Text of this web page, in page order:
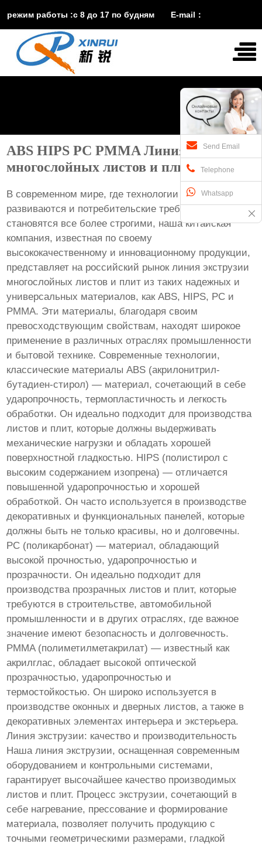
режим работы :с 8 до 17 по будням E-mail：
vira@xinruisuji.comWhatsApp： 
ABS HIPS PC PMMA Линия экструзии
многослойных листов и плит
В современном мире, где технологии непрерывно
развиваются и потребительские требования
становятся все более строгими, наша китайская
компания, известная по своему
высококачественному и инновационному продукции,
представляет на российский рынок линия экструзии
многослойных листов и плит из таких надежных и
универсальных материалов, как ABS, HIPS, PC и
PMMA. Эти материалы, благодаря своим
превосходствующим свойствам, находят широкое
применение в различных отраслях промышленности
и бытовой технике. Современные технологии,
классические материалы ABS (акрилонитрил-
бутадиен-стирол) — материал, сочетающий в себе
ударопрочность, термопластичность и легкость
обработки. Он идеально подходит для производства
листов и плит, которые должны выдерживать
механические нагрузки и обладать хорошей
поверхностной гладкостью. HIPS (полистирол с
высоким содержанием изопрена) — отличается
повышенной ударопрочностью и хорошей
обработкой. Он часто используется в производстве
декоративных и функциональных панелей, которые
должны быть не только красивы, но и долговечны.
PC (поликарбонат) — материал, обладающий
высокой прочностью, ударопрочностью и
прозрачности. Он идеально подходит для
производства прозрачных листов и плит, которые
требуются в строительстве, автомобильной
промышленности и в других отраслях, где важное
значение имеют безопасность и долговечность.
PMMA (полиметилметакрилат) — известный как
акрилглас, обладает высокой оптической
прозрачностью, ударопрочностью и
термостойкостью. Он широко используется в
производстве оконных и дверных листов, а также в
декоративных элементах интерьера и экстерьера.
Линия экструзии: качество и производительность
Наша линия экструзии, оснащенная современным
оборудованием и контрольными системами,
гарантирует высочайшее качество производимых
листов и плит. Процесс экструзии, сочетающий в
себе нагревание, прессование и формирование
материала, позволяет получить продукцию с
точными геометрическими размерами, гладкой
Send Email
Telephone
Whatsapp